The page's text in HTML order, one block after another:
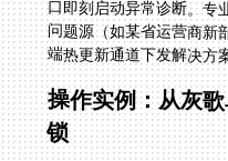
端热更新通道下发解决方
操作实例：从灰
锁